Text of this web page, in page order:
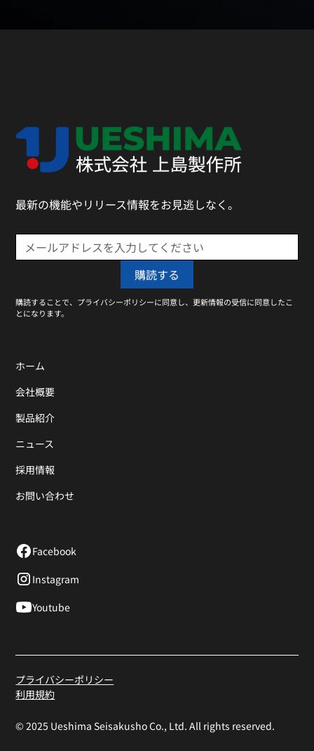
最新の機能やリリース情報をお見逃しなく。
購読することで、プライバシーポリシーに同意し、更新情報の受信に同意したこ
とになります。
ホーム
会社概要
製品紹介
ニュース
採用情報
お問い合わせ
Facebook
Instagram
Youtube
© 2025 Ueshima Seisakusho Co., Ltd. All rights reserved.
プライバシーポリシー
利用規約